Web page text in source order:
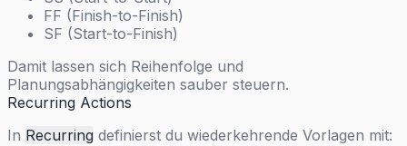
FF (Finish-to-Finish)
SF (Start-to-Finish)
Damit lassen sich Reihenfolge und
Planungsabhängigkeiten sauber steuern.
Recurring Actions
In Recurring definierst du wiederkehrende Vorlagen mit: